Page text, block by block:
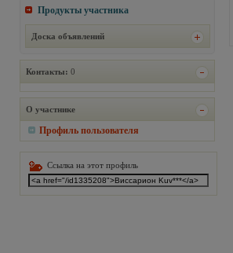
Продукты участника
Доска объявлений
Контакты: 0
О участнике
Профиль пользователя
Ссылка на этот профиль